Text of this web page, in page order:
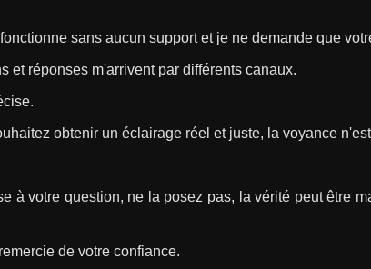
sans aucun support et je ne demande que
et réponses m'arrivent par différents canaux.
obtenir un éclairage réel et juste, la voyance
à votre question, ne la posez pas, la vérité peut être
de votre confiance.